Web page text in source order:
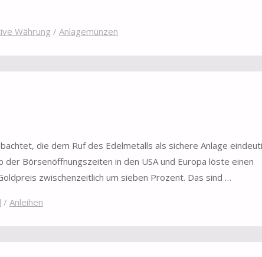
Währung / Anlagemünzen
die dem Ruf des Edelmetalls als sichere Anlage
Börsenöffnungszeiten in den USA und Europa löste einen
zwischenzeitlich um sieben Prozent. Das sind …
/ Anleihen